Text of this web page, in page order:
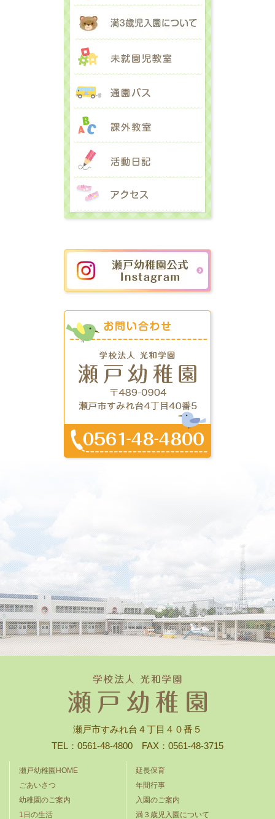
課外教室
活動日記
アクセス
瀬戸市すみれ台４丁目４０番５
TEL：0561-48-4800 FAX：0561-48-3715
瀬戸幼稚園HOME
ごあいさつ
幼稚園のご案内
1日の生活
延長保育
年間行事
入園のご案内
満３歳児入園について